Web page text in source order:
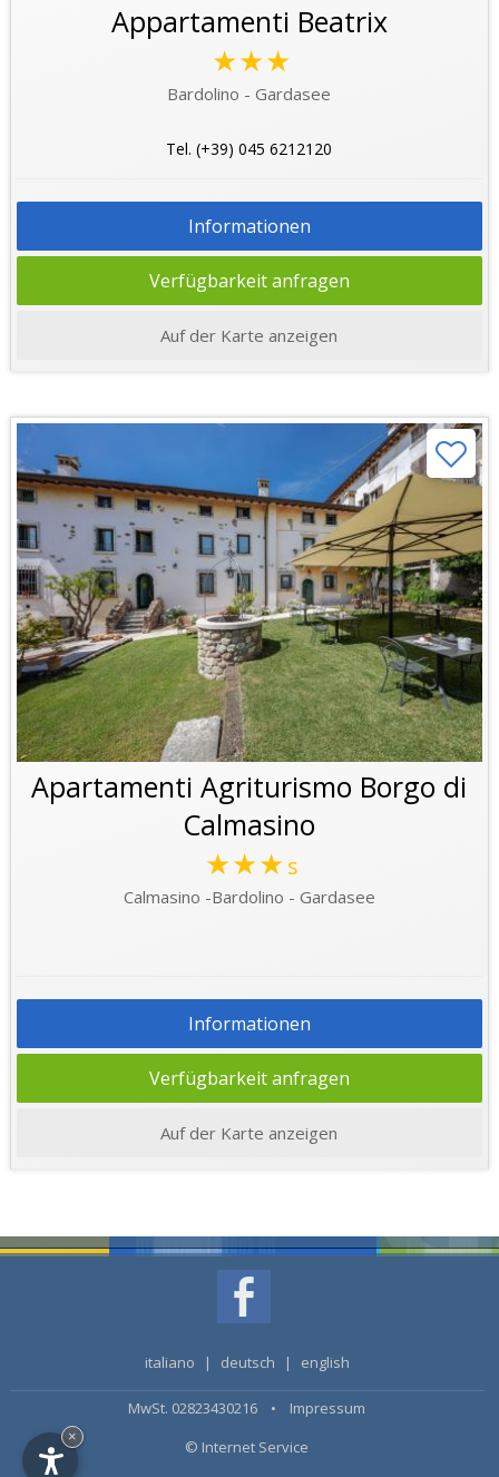
Appartamenti Beatrix
★★★
Bardolino - Gardasee
Tel. (+39) 045 6212120
Informationen
Verfügbarkeit anfragen
Auf der Karte anzeigen
Apartamenti Agriturismo Borgo di
Calmasino
★★★s
Calmasino -Bardolino - Gardasee
Informationen
Verfügbarkeit anfragen
Auf der Karte anzeigen
italiano | deutsch | english
MwSt. 02823430216 • Impressum
© Internet Service
×